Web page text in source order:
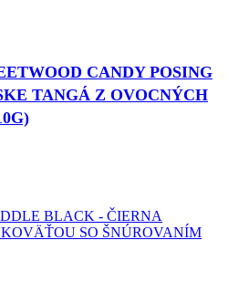
CANDY POSING
TANGÁ Z OVOCNÝCH